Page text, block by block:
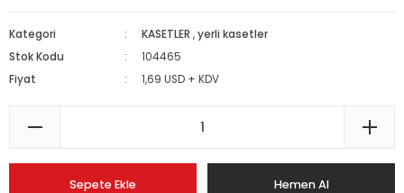
Kategori KASETLER ,yerli kasetler
Stok Kodu
104465
Fiyat
1,69 USD + KDV
Sepete Ekle Hemen Al